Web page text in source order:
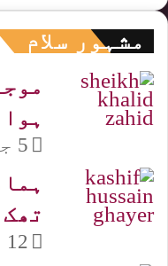
مشہور سلام
5 جون, 2020
12 جون, 2020